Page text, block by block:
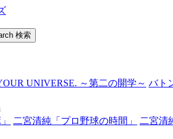
検索
UNIVERSE. ～第二の開学～ バト
二宮清純「プロ野球の時間」 二宮清